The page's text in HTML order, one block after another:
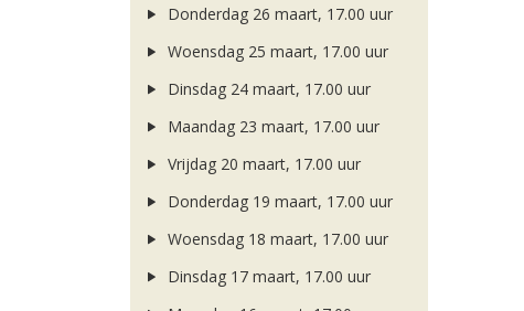
Donderdag 26 maart, 17.00 uur
Woensdag 25 maart, 17.00 uur
Dinsdag 24 maart, 17.00 uur
Maandag 23 maart, 17.00 uur
Vrijdag 20 maart, 17.00 uur
Donderdag 19 maart, 17.00 uur
Woensdag 18 maart, 17.00 uur
Dinsdag 17 maart, 17.00 uur